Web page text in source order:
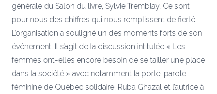
générale du Salon du livre, Sylvie Tremblay. Ce sont
pour nous des chiffres qui nous remplissent de fierté.
L’organisation a souligné un des moments forts de son
événement. Il s’agit de la discussion intitulée « Les
femmes ont-elles encore besoin de se tailler une place
dans la société » avec notamment la porte-parole
féminine de Québec solidaire, Ruba Ghazal et l’autrice à